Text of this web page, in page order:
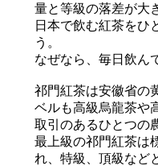
量と等級の落差が大
日本で飲む紅茶をひ
う。
なぜなら、毎日飲ん
祁門紅茶は安徽省の
ベルも高級烏龍茶や
取引のあるひとつの
最上級の祁門紅茶は
れ、特級、頂級など